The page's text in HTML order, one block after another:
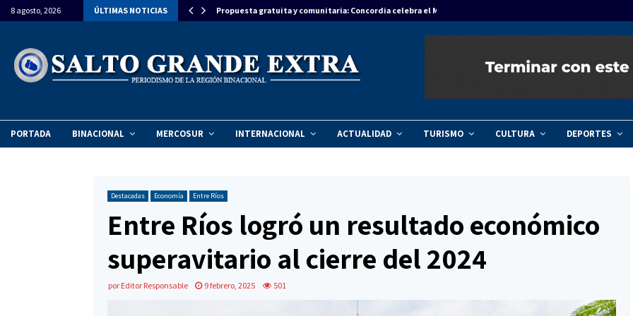
8 agosto, 2026 ÚLTIMAS NOTICIAS
la llegada del Papa León XIV a… Propuesta gratuita y comunitaria: Concordia celebra el Mes del Niño…
PORTADA BINACIONAL MERCOSUR INTERNACIONAL ACTUALIDAD TURISMO CULTURA DEPORTES
Destacadas Economía Entre Ríos
Entre Ríos logró un resultado económico
superavitario al cierre del 2024
por Editor Responsable 9 febrero, 2025 501